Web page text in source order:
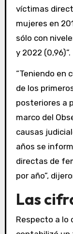
víctimas
mujeres en
sólo con
y 2022 (0,96)”.
“Teniendo en
de los
posteriores a
marco del
causas
años se
directas de
por año”,
Las
Respecto a lo